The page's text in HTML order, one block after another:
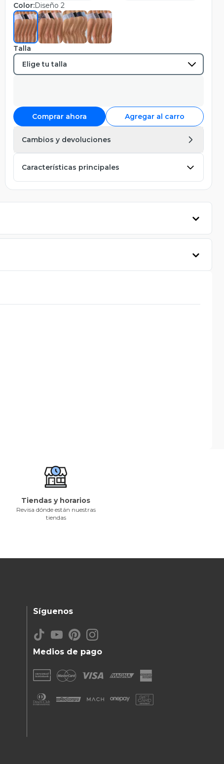
Color:Diseño 2
Talla
Comprar ahora Agregar al carro
Cambios y devoluciones
Características principales
Tiendas y horarios
Revisa dónde están nuestras
tiendas
Medios de pago
Síguenos